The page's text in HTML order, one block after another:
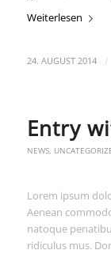
Weiterlesen
24. AUGUST 2014 /
Entry
NEWS,
Lorem ipsum
Aenean
natoque
ridiculus mus.